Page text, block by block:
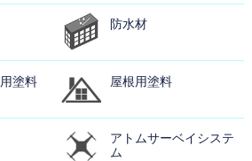
防水材
塗料 屋根用塗料
アトムサーベイシステ
ム